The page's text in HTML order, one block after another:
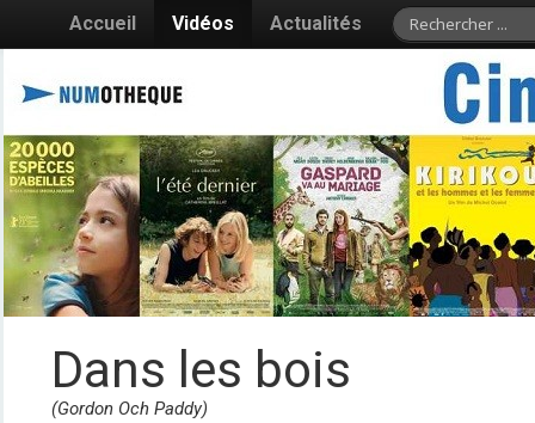
Accueil Vidéos Actualités
Dans les bois
(Gordon Och Paddy)